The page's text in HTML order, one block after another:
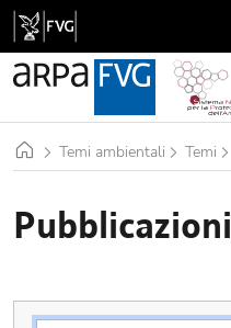
HomeTemi ambientali Temi
Pubblicazioni